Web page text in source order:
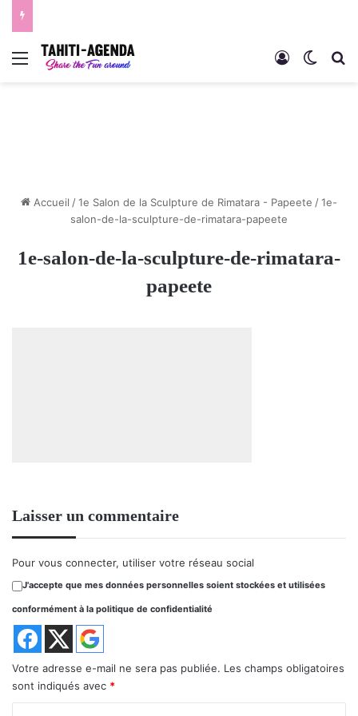
Menu Connexion
Accueil /1e Salon de la Sculpture de Rimatara - Papeete /1e-
salon-de-la-sculpture-de-rimatara-papeete
1e-salon-de-la-sculpture-de-rimatara-
papeete
Laisser un commentaire
Pour vous connecter, utiliser votre réseau social
J'accepte que mes données personnelles soient stockées et utilisées
conformément à la politique de confidentialité
Votre adresse e-mail ne sera pas publiée. Les champs obligatoires
sont indiqués avec *